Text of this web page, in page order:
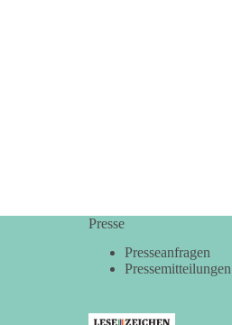
Presse
Presseanfragen
Pressemitteilungen